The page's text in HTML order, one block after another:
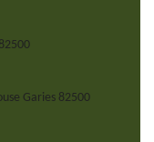
Garies 82500